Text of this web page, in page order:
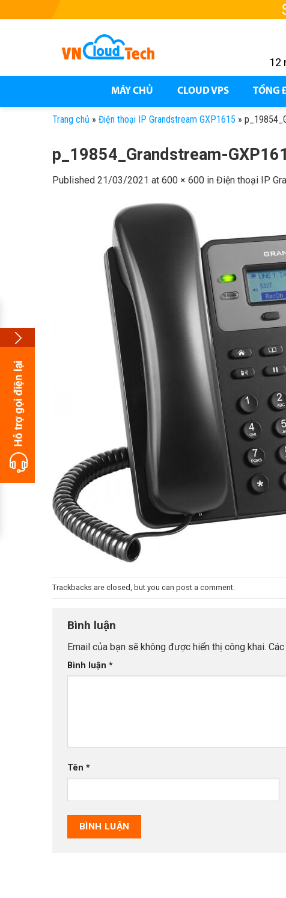
to
12
MÁY CHỦ CLOUD VPS TỔNG
Trang chủ » Điện thoại IP Grandstream GXP1615 »
p_19854_Grandstream-
Published 21/03/2021 at 600 × 600 in Điện thoại IP
Trackbacks are closed, but you can post a comment.
Bình luận
Email của bạn sẽ không được hiển thị công khai.
Bình luận *
Tên *